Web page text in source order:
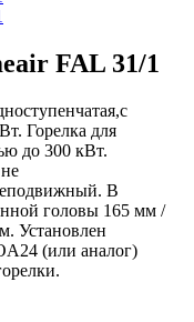
FAL 31/1
Горелка для
до 300 кВт.
В
головы 165 мм /
Установлен
(или аналог)